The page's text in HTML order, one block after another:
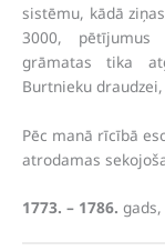
sistēmu, kādā
3000, pētījumus
grāmatas tika
Burtnieku
Pēc manā rīcībā
atrodamas
1773. – 1786. gads,